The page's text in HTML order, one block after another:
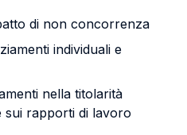
di non concorrenza
individuali e
nella titolarità
sui rapporti di lavoro